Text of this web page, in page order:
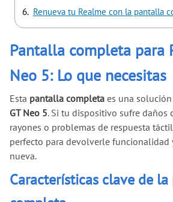
Renueva tu Realme con la pantalla
Pantalla completa para
Neo 5: Lo que necesitas
Esta pantalla completa es una
GT Neo 5. Si tu dispositivo sufre daños
rayones o problemas de respuesta
perfecto para devolverle funcionalidad
nueva.
Características clave de